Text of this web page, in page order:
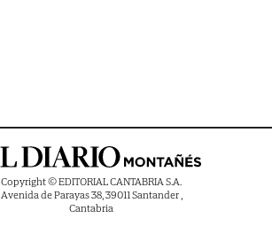
Copyright © EDITORIAL CANTABRIA S.A.
Avenida de Parayas 38, 39011 Santander ,
Cantabria